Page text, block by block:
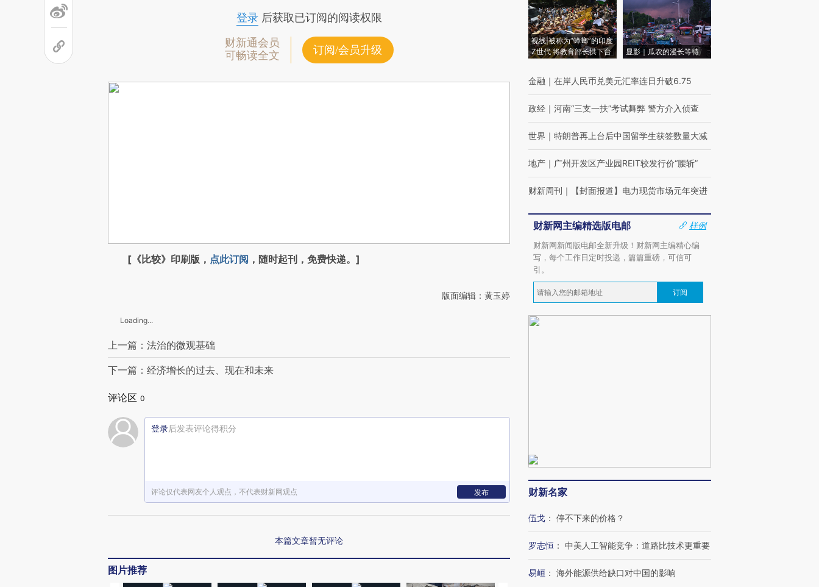
登录后获取已订阅的阅读权限
财新通会员
可畅读全文
订阅/会员升级
[《比较》印刷版， 点此订阅 ，随时起刊，免费快递。]
版面编辑：黄玉婷
Loading...
上一篇：法治的微观基础
下一篇：经济增长的过去、现在和未来
评论区 0
登录后发表评论得积分
评论仅代表网友个人观点，不代表财新网观点 发布
本篇文章暂无评论
图片推荐
视线|被称为“蟑螂”的印度
Z世代 将教育部长拱下台
显影｜瓜农的漫长等待
金融 ｜ 在岸人民币兑美元汇率连日升破6.75
政经 ｜ 河南“三支一扶”考试舞弊 警方介入侦查
世界 ｜ 特朗普再上台后中国留学生获签数量大减
地产 ｜ 广州开发区产业园REIT较发行价“腰斩”
财新周刊 ｜ 【封面报道】电力现货市场元年突进
财新网主编精选版电邮
样例
财新网新闻版电邮全新升级！财新网主编精心编
写，每个工作日定时投递，篇篇重磅，可信可
引。
订阅
财新名家
伍戈 ： 停不下来的价格？
罗志恒 ： 中美人工智能竞争：道路比技术更重要
易峘 ： 海外能源供给缺口对中国的影响